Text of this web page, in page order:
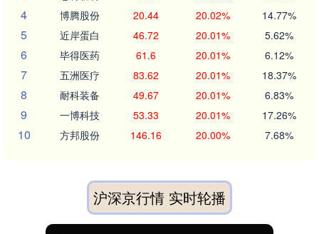
4 博腾股份 20.44 20.02% 14.77%
5 近岸蛋白 46.72 20.01% 5.62%
6 毕得医药 61.6 20.01% 6.12%
7 五洲医疗 83.62 20.01% 18.37%
8 耐科装备 49.67 20.01% 6.83%
9 一博科技 53.33 20.01% 17.26%
10 方邦股份 146.16 20.00% 7.68%
沪深京行情 实时轮播